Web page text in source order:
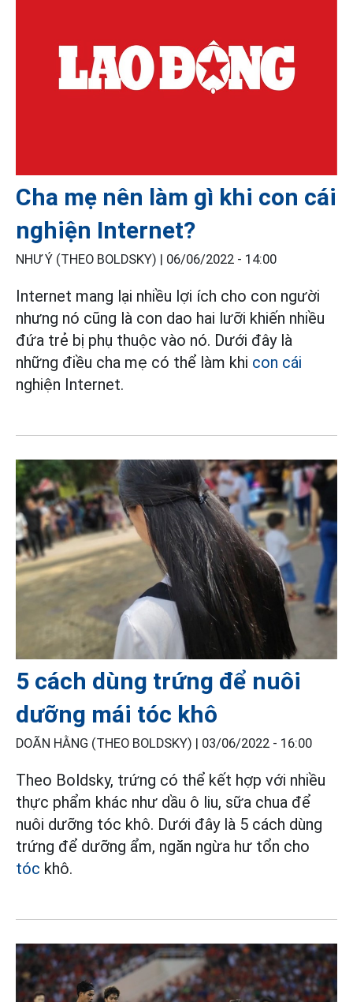
Cha mẹ nên làm gì khi con cái
nghiện Internet?
NHƯ Ý (THEO BOLDSKY) | 06/06/2022 - 14:00
Internet mang lại nhiều lợi ích cho con người
nhưng nó cũng là con dao hai lưỡi khiến nhiều
đứa trẻ bị phụ thuộc vào nó. Dưới đây là
những điều cha mẹ có thể làm khi con cái
nghiện Internet.
5 cách dùng trứng để nuôi
dưỡng mái tóc khô
DOÃN HẰNG (THEO BOLDSKY) | 03/06/2022 - 16:00
Theo Boldsky, trứng có thể kết hợp với nhiều
thực phẩm khác như dầu ô liu, sữa chua để
nuôi dưỡng tóc khô. Dưới đây là 5 cách dùng
trứng để dưỡng ẩm, ngăn ngừa hư tổn cho
tóc khô.